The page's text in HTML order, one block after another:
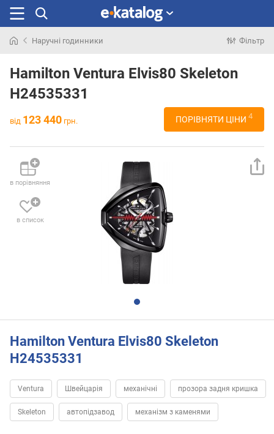
раніше
Наручні годинники Фільтр
Hamilton Ventura Elvis80 Skeleton
H24535331
від 123 440 грн. ПОРІВНЯТИ ЦІНИ 4
в порівняння
в список
Hamilton Ventura Elvis80 Skeleton
H24535331
Ventura Швейцарія механічні прозора задня кришка
Skeleton автопідзавод механізм з каменями